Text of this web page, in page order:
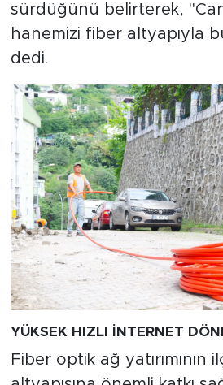
sürdüğünü belirterek,
hanemizi fiber altyapıyla
dedi.
YÜKSEK HIZLI İNTERNET
Fiber optik ağ yatırımının